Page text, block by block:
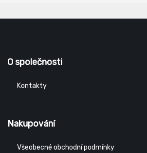
O společnosti
Kontakty
Nakupování
Všeobecné obchodní podmínky